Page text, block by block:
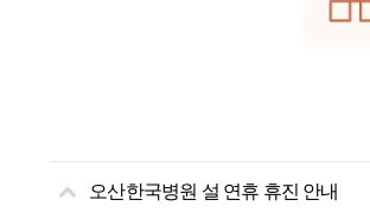
오산한국병원 설 연휴 휴진 안내